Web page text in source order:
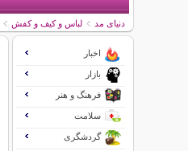
دنیای مد لباس و کیف و کفش
اخبار
بازار
فرهنگ و هنر
سلامت
گردشگری